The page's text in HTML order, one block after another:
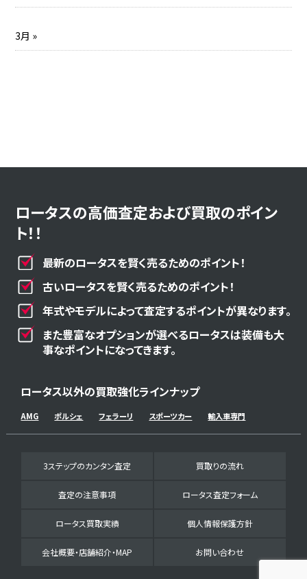
3月 »
ロータスの高価査定および買取のポイン
ト！！
最新のロータスを賢く売るためのポイント！
古いロータスを賢く売るためのポイント！
年式やモデルによって査定するポイントが異なります。
また豊富なオプションが選べるロータスは装備も大
事なポイントになってきます。
ロータス以外の買取強化ラインナップ
AMG ポルシェ フェラーリ スポーツカー 輸入車専門
3ステップのカンタン査定 買取りの流れ
査定の注意事項 ロータス査定フォーム
ロータス買取実績 個人情報保護方針
会社概要・店舗紹介・MAP お問い合わせ